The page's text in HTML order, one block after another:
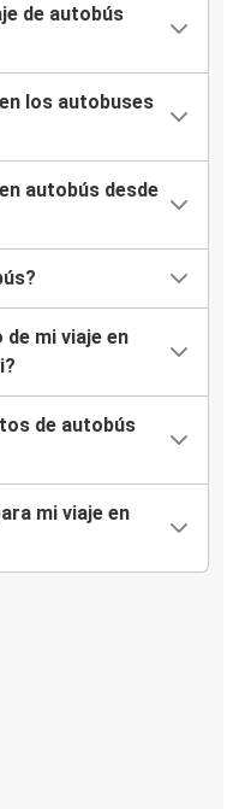
de autobús
los autobuses
autobús desde
mi viaje en
de autobús
mi viaje en